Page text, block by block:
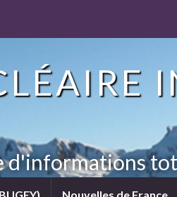
d'informations